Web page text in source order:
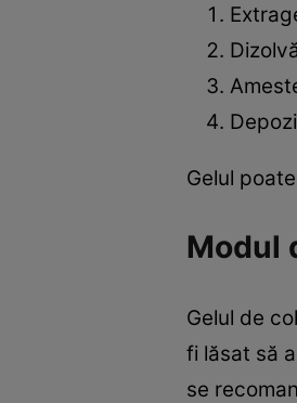
Gelul
Modul
Gelul de
fi lăsat să
se